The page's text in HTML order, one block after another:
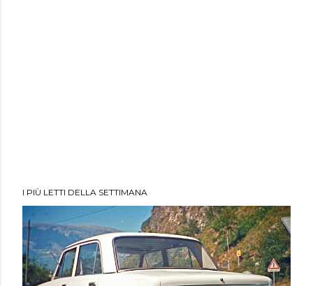
I PIÙ LETTI DELLA SETTIMANA